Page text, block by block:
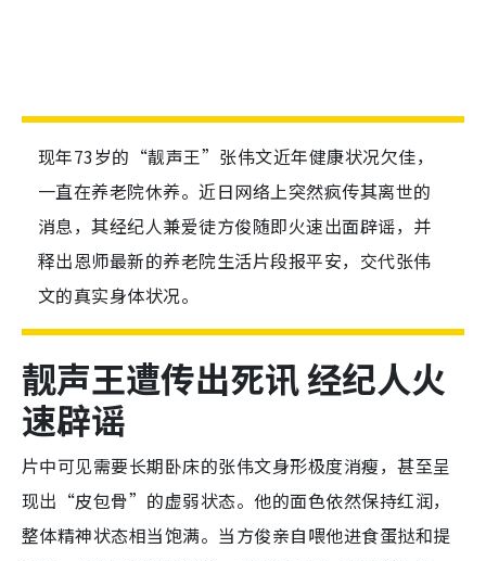
现年73岁的“靓声王”张伟文近年健康状况欠佳，
一直在养老院休养。近日网络上突然疯传其离世的
消息，其经纪人兼爱徒方俊随即火速出面辟谣，并
释出恩师最新的养老院生活片段报平安，交代张伟
文的真实身体状况。
靓声王遭传出死讯 经纪人火
速辟谣
片中可见需要长期卧床的张伟文身形极度消瘦，甚至呈
现出“皮包骨”的虚弱状态。他的面色依然保持红润，
整体精神状态相当饱满。当方俊亲自喂他进食蛋挞和提